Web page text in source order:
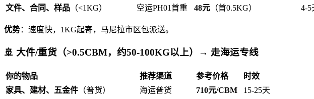
文件、合同、样品 （<1KG） 空运PH01首重 48元 （首0.5KG） 4-5
优势：速度快，1KG起寄，马尼拉市区包派送。
🚢 大件/重货（>0.5CBM，约50-100KG以上）→ 走海运专线
你的物品 推荐渠道 参考价格
时效
家具、建材、五金件 （普货） 海运普货 710元/CBM
15-25天